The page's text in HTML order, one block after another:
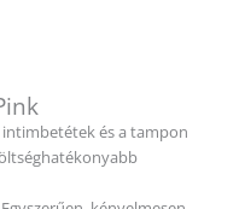
és a tampon